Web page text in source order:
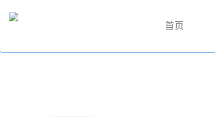
首页